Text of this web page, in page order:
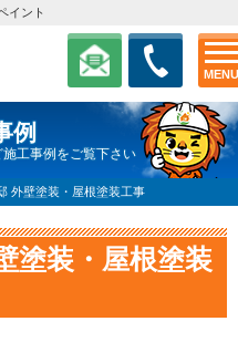
MENU
イント
例
工事例をご覧下さい
外壁塗装・屋根塗装工事
塗装・屋根塗装